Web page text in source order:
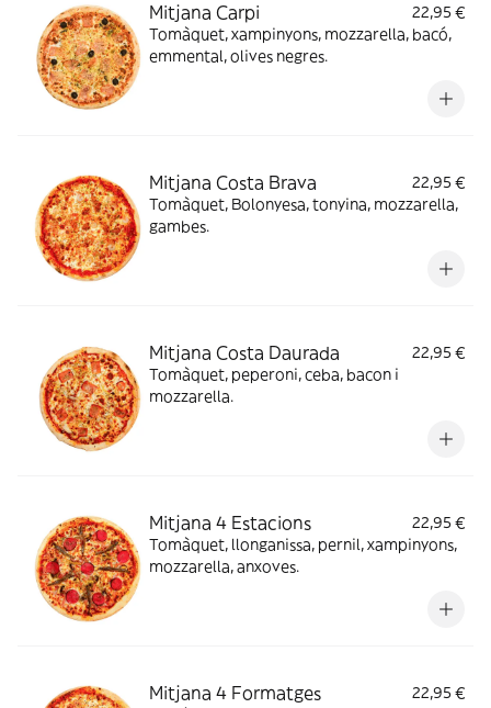
Mitjana Carpi
22,95 €
Tomàquet, xampinyons, mozzarella, bacó,
emmental, olives negres.
Mitjana Costa Brava
22,95 €
Tomàquet, Bolonyesa, tonyina, mozzarella,
gambes.
Mitjana Costa Daurada
22,95 €
Tomàquet, peperoni, ceba, bacon i
mozzarella.
Mitjana 4 Estacions
22,95 €
Tomàquet, llonganissa, pernil, xampinyons,
mozzarella, anxoves.
Mitjana 4 Formatges
22,95 €